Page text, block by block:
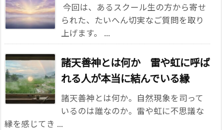
今回は、あるスクール生の方から寄せ
られた、たいへん切実なご質問を取り
上げます。 ...
諸天善神とは何か 雷や虹に呼ば
れる人が本当に結んでいる縁
諸天善神とは何か。自然現象を司って
いるのは誰なのか。雷や虹に不思議な
縁を感じてき ...